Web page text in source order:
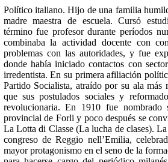
Político italiano. Hijo de una familia
madre maestra de escuela. Cursó
término fue profesor durante períodos
combinaba la actividad docente con
problemas con las autoridades, y fue
donde había iniciado contactos con
irredentista. En su primera afiliación
Partido Socialista, atraído por su ala más
que sus postulados sociales y
revolucionaria. En 1910 fue nombrado
provincial de Forli y poco después se
La Lotta di Classe (La lucha de clases).
congreso de Reggio nell’Emilia,
mayor protagonismo en el seno de la